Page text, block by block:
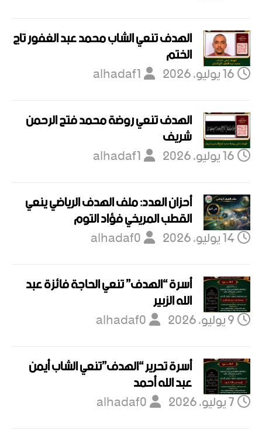
الهدف تنعي الشاب محمد عبد الغفور تاج
الختم
16 يوليو، 2026
alhadaf1
الهدف تنعي روضة محمد فتح الرحمن
شريف
16 يوليو، 2026
alhadaf1
أحزان العدد: ملف الهدف الرياضي ينعي
القطب المريخي فؤاد التوم
14 يوليو، 2026
alhadaf0
أسرة “الهدف” تنعي الحاجة فائزة عبد
الله الزبير
9 يوليو، 2026
alhadaf0
أسرة تحرير “الهدف”تنعي الشاب أيمن
عبد الله أحمد
7 يوليو، 2026
alhadaf0